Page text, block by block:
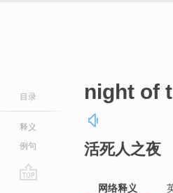
目录
释义
例句
night of
活死人之夜
网络释义